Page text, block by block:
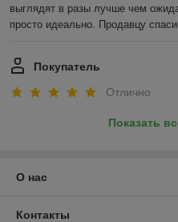
выглядят в разы лучше чем
просто идеально. Продавцу
Покупатель
Отлично
Показать
О нас
Контакты